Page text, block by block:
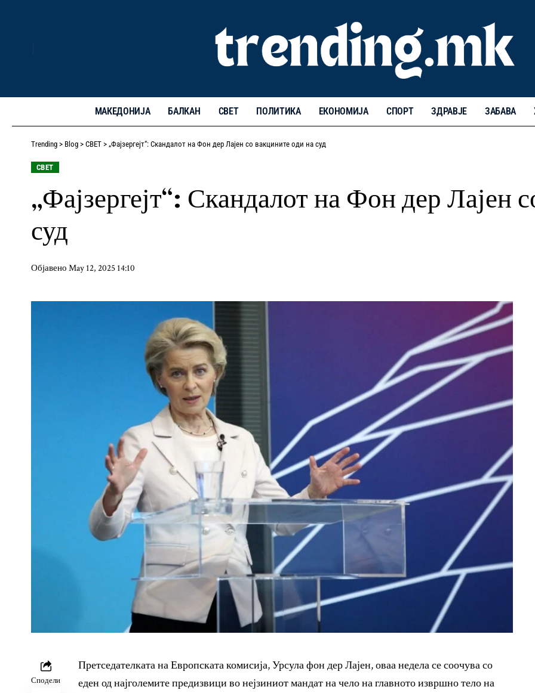
МАКЕДОНИЈА БАЛКАН СВЕТ ПОЛИТИКА ЕКОНОМИЈА СПОРТ ЗДРАВЈЕ ЗАБАВА
Trending > Blog > СВЕТ > „Фајзергејт“: Скандалот на Фон дер Лајен со вакцините оди на суд
СВЕТ
„Фајзергејт“: Скандалот на Фон дер Лајен
суд
Објавено May 12, 2025 14:10
Сподели
Претседателката на Европската комисија, Урсула фон дер Лајен, оваа недела се соочува со
еден од најголемите предизвици во нејзиниот мандат на чело на главното извршно тело на